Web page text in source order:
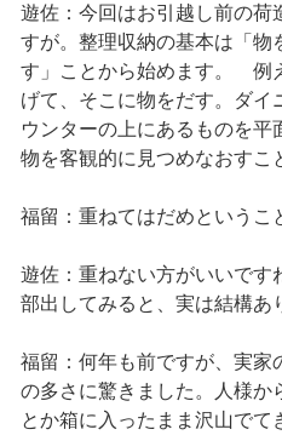
遊佐：今回はお引越し前の荷
すが。整理収納の基本は「物
す」ことから始めます。 例
げて、そこに物をだす。ダイ
ウンターの上にあるものを平
物を客観的に見つめなおすこ
福留：重ねてはだめというこ
遊佐：重ねない方がいいです
部出してみると、実は結構あ
福留：何年も前ですが、実家
の多さに驚きました。人様か
とか箱に入ったまま沢山でて